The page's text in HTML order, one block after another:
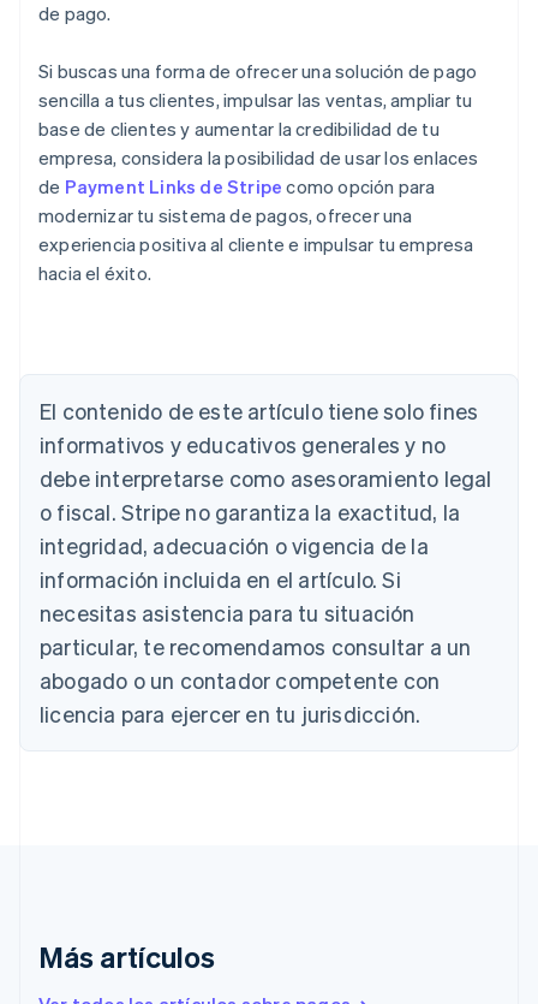
de pago.
Si buscas una forma de ofrecer una solución de pago
sencilla a tus clientes, impulsar las ventas, ampliar tu
base de clientes y aumentar la credibilidad de tu
empresa, considera la posibilidad de usar los enlaces
de Payment Links de Stripe como opción para
modernizar tu sistema de pagos, ofrecer una
experiencia positiva al cliente e impulsar tu empresa
hacia el éxito.
El contenido de este artículo tiene solo fines
informativos y educativos generales y no
debe interpretarse como asesoramiento legal
o fiscal. Stripe no garantiza la exactitud, la
integridad, adecuación o vigencia de la
información incluida en el artículo. Si
necesitas asistencia para tu situación
particular, te recomendamos consultar a un
abogado o un contador competente con
licencia para ejercer en tu jurisdicción.
Más artículos
DeutschEnglish
Australia
English
Austria
DeutschEnglish
Nederlands FrançaisDeutsch English
Brasil
Português English
Bulgaria
English
Canadá
China continental
简体中文English
English